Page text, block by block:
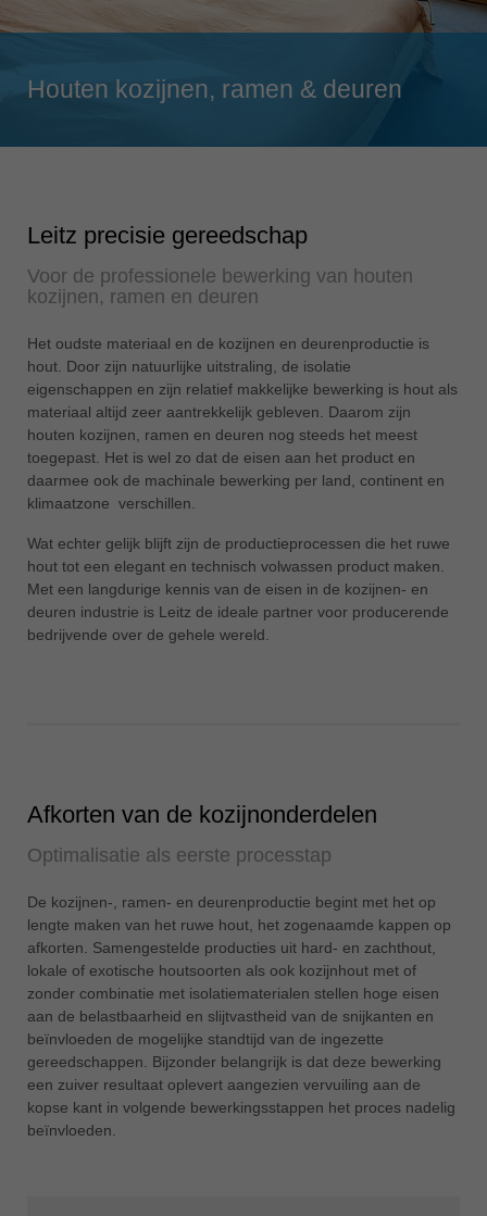
slovenski
türkçe
english
Việt Nam
tiếng việt
中国
中文
ไทย
Україна
yкраїнська
Houten kozijnen, ramen & deuren
Leitz precisie gereedschap
Voor de professionele bewerking van houten
kozijnen, ramen en deuren
Het oudste materiaal en de kozijnen en deurenproductie is
hout. Door zijn natuurlijke uitstraling, de isolatie
eigenschappen en zijn relatief makkelijke bewerking is hout als
materiaal altijd zeer aantrekkelijk gebleven. Daarom zijn
houten kozijnen, ramen en deuren nog steeds het meest
toegepast. Het is wel zo dat de eisen aan het product en
daarmee ook de machinale bewerking per land, continent en
klimaatzone verschillen.
Wat echter gelijk blijft zijn de productieprocessen die het ruwe
hout tot een elegant en technisch volwassen product maken.
Met een langdurige kennis van de eisen in de kozijnen- en
deuren industrie is Leitz de ideale partner voor producerende
bedrijvende over de gehele wereld.
Afkorten van de kozijnonderdelen
Optimalisatie als eerste processtap
De kozijnen-, ramen- en deurenproductie begint met het op
lengte maken van het ruwe hout, het zogenaamde kappen op
afkorten. Samengestelde producties uit hard- en zachthout,
lokale of exotische houtsoorten als ook kozijnhout met of
zonder combinatie met isolatiematerialen stellen hoge eisen
aan de belastbaarheid en slijtvastheid van de snijkanten en
beïnvloeden de mogelijke standtijd van de ingezette
gereedschappen. Bijzonder belangrijk is dat deze bewerking
een zuiver resultaat oplevert aangezien vervuiling aan de
kopse kant in volgende bewerkingsstappen het proces nadelig
beïnvloeden.